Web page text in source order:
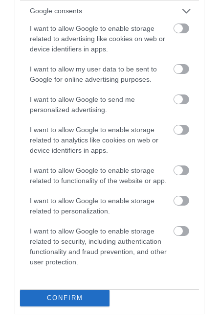
Google consents
I want to allow Google to enable storage
related to advertising like cookies on web or
device identifiers in apps.
I want to allow my user data to be sent to
Google for online advertising purposes.
I want to allow Google to send me
personalized advertising.
I want to allow Google to enable storage
related to analytics like cookies on web or
device identifiers in apps.
I want to allow Google to enable storage
related to functionality of the website or app.
I want to allow Google to enable storage
related to personalization.
I want to allow Google to enable storage
related to security, including authentication
functionality and fraud prevention, and other
user protection.
CONFIRM
05.08.2026 | 15:42
PRONEWS.GR /ΔΙΕΘΝΗΣ ΠΟΛΙΤΙΚΗ
Κλιμάκωση στις σχέσεις Αργεντινής –
Βραζιλίας: Αίτημα να αποχωρήσει ο
πρεσβευτής στην Μπραζίλια